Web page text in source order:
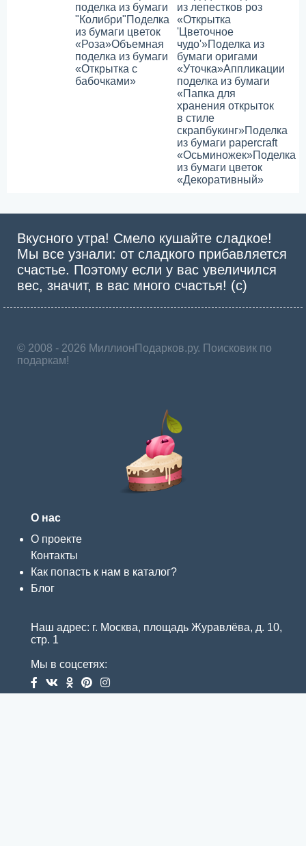
поделка из бумаги
"Колибри"Поделка
из бумаги цветок
«Роза»Объемная
поделка из бумаги
«Открытка с
бабочками»
из лепестков роз
«Открытка
'Цветочное
чудо'»Поделка из
бумаги оригами
«Уточка»Аппликации
поделка из бумаги
«Папка для
хранения открыток
в стиле
скрапбукинг»Поделка
из бумаги papercraft
«Осьминожек»Поделка
из бумаги цветок
«Декоративный»
Вкусного утра! Смело кушайте сладкое!
Мы все узнали: от сладкого прибавляется
счастье. Поэтому если у вас увеличился
вес, значит, в вас много счастья! (с)
© 2008 - 2026 МиллионПодарков.ру. Поисковик по
подаркам!
О нас
О проекте
Контакты
Как попасть к нам в каталог?
Блог
Наш адрес: г. Москва, площадь Журавлёва, д. 10,
стр. 1
Мы в соцсетях: